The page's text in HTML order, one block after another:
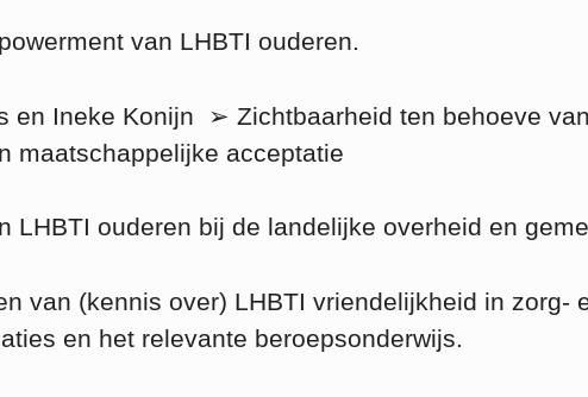
van LHBTI ouderen.
en Ineke Konijn ➢ Zichtbaarheid ten behoeve van
maatschappelijke acceptatie
ouderen bij de landelijke overheid en
van (kennis over) LHBTI vriendelijkheid in zorg-
en het relevante beroepsonderwijs.